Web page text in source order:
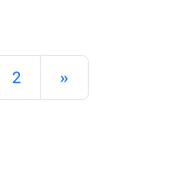
2 »